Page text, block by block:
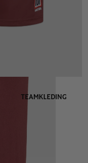
TEAMKLEDING